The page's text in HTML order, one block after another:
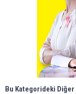
Bu Kategorideki